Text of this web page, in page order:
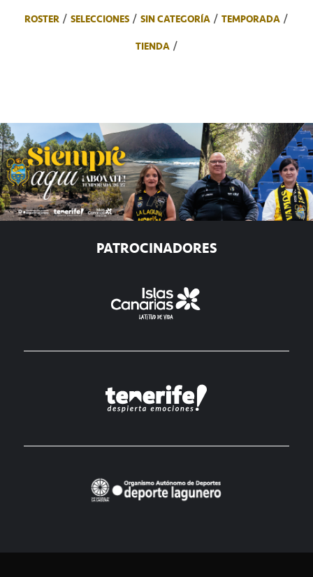
ROSTER
SELECCIONES SIN CATEGORÍA
TEMPORADA
TIENDA
PATROCINADORES